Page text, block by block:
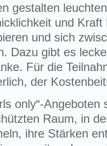
gestalten
und
und sich
Dazu gibt es
Für die
der
only“-
Raum, in
ihre Stärken